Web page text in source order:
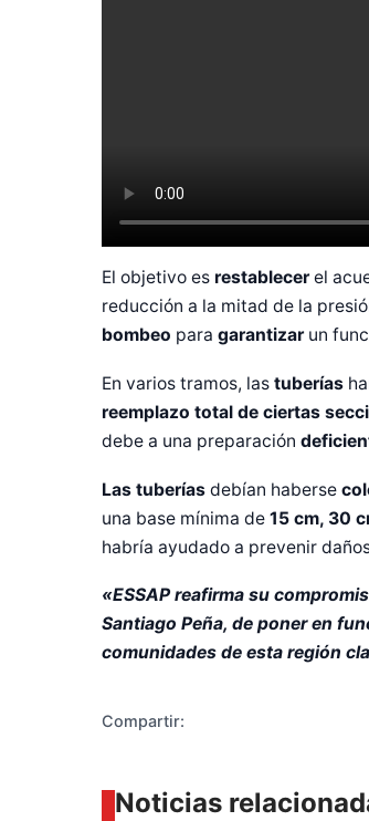
El objetivo es restablecerel
reducción a la mitad de la
bombeo para garantizar un
En varios tramos, las tuberías
reemplazo total de ciertas
debe a una preparación
Las tuberías debían haberse
una base mínima de 15 cm, 30
habría ayudado a prevenir
«ESSAP reafirma su
Santiago Peña, de poner en
comunidades de esta región
Compartir:
Noticias